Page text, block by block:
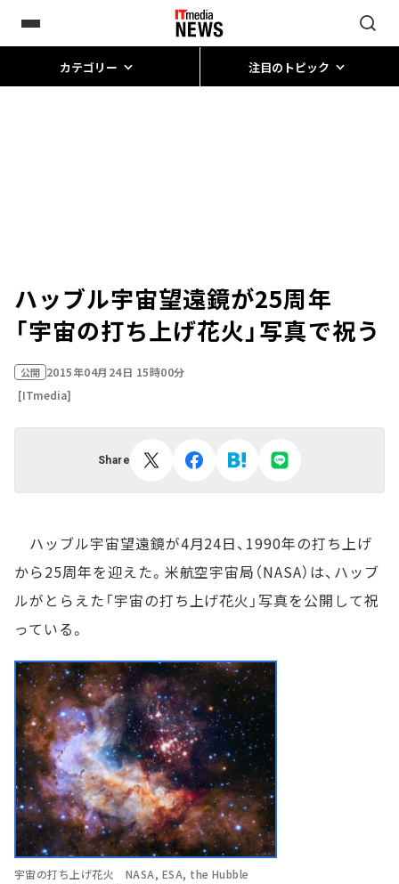
カテゴリー 注目のトピック
ハッブル宇宙望遠鏡が25周年
「宇宙の打ち上げ花火」写真で祝う
公開 2015年04月24日 15時00分
[ITmedia]
Share
ハッブル宇宙望遠鏡が4月24日、1990年の打ち上げ
から25周年を迎えた。米航空宇宙局（NASA）は、ハッブ
ルがとらえた「宇宙の打ち上げ花火」写真を公開して祝
っている。
宇宙の打ち上げ花火 NASA, ESA, the Hubble